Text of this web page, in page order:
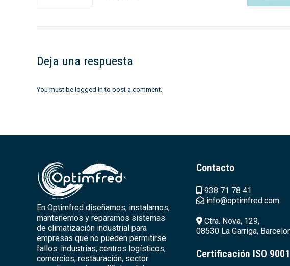
Deja una respuesta
You must be logged in to post a comment.
En Optimfred diseñamos, instalamos,
mantenemos y reparamos sistemas
de climatización industrial para
empresas que no pueden permitirse
fallos: industrias, centros logísticos,
comercios, restauración, sector
Contacto
938 71 78 41
info@optimfred.com
Ctra. Nova, 129,
08530 La Garriga,
Certificación ISO 9001